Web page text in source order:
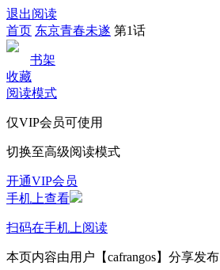
退出阅读
首页 东京青春未遂 第1话
书架
收藏
阅读模式
仅VIP会员可使用
切换至高级阅读模式
开通VIP会员
手机上查看
扫码在手机上阅读
本页内容由用户【cafrangos】分享发布